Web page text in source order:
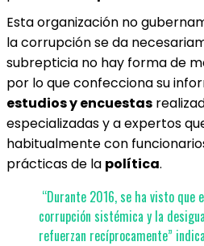
Esta organización no
la corrupción se da
subrepticia no hay forma de
por lo que confecciona su
estudios y encuestas
especializadas y a expertos
habitualmente con
prácticas de la política.
“Durante 2016, se ha visto que
corrupción sistémica y la
refuerzan recíprocamente”